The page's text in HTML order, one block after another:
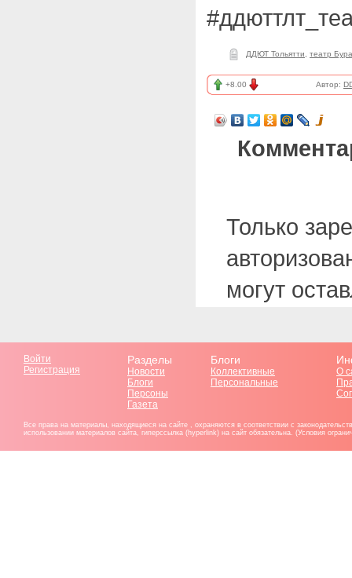
ДДЮТ Тольятти театр
+8.00 Автор:
Только
могут
Войти
Регистрация
Разделы
Новости
Блоги
Персоны
Газета
Блоги
Коллективные
Персональные
О
Все права на материалы, находящиеся на сайте , охраняются в соответствии с
использовании материалов сайта, гиперссылка (hyperlink) на сайт обязательна. (Условия